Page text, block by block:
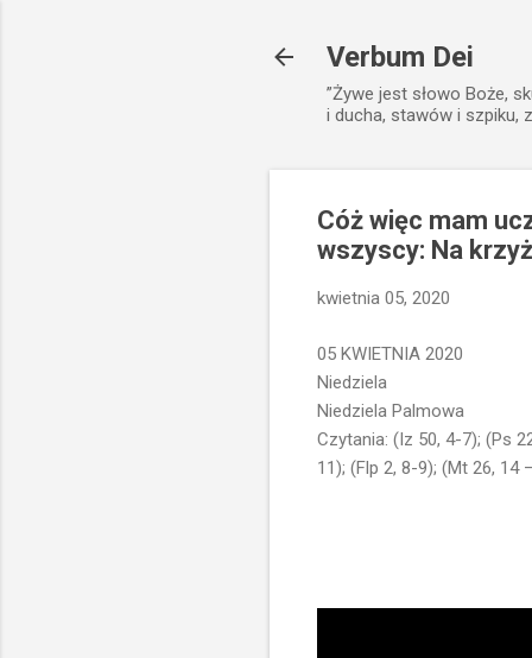
Verbum Dei
”Żywe jest słowo Boże,
i ducha, stawów i szpiku,
Cóż więc mam
wszyscy: Na
kwietnia 05, 2020
05 KWIETNIA 2020
Niedziela
Niedziela Palmowa
Czytania: (Iz 50, 4-7); (Ps
11); (Flp 2, 8-9); (Mt 26, 14